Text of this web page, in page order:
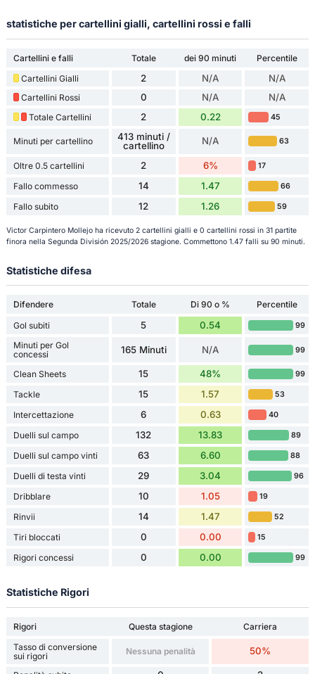
statistiche per cartellini gialli, cartellini rossi e falli
Cartellini e falli Totale dei 90 minuti
Percentile
Cartellini Gialli
2 N/A N/A
Cartellini Rossi 0 N/A N/A
Totale Cartellini 2 0.22 45
Minuti per cartellino
413 minuti /
cartellino
N/A 63
Oltre 0.5 cartellini 2 6% 17
Fallo commesso 14 1.47 66
Fallo subito 12 1.26 59
Victor Carpintero Mollejo ha ricevuto 2 cartellini gialli e 0 cartellini rossi in 31 partite
finora nella Segunda División 2025/2026 stagione. Commettono 1.47 falli su 90 minuti.
Statistiche difesa
Difendere Totale Di 90 o %
Percentile
Gol subiti
5 0.54 99
Minuti per Gol
concessi
165 Minuti N/A 99
Clean Sheets 15 48% 99
Tackle 15 1.57 53
Intercettazione 6 0.63 40
Duelli sul campo 132 13.83 89
Duelli sul campo vinti 63 6.60 88
Duelli di testa vinti 29 3.04 96
Dribblare 10 1.05 19
Rinvii 14 1.47 52
Tiri bloccati 0 0.00 15
Rigori concessi 0 0.00 99
Statistiche Rigori
Rigori Questa stagione
Carriera
Tasso di conversione
sui rigori
Nessuna penalità 50%